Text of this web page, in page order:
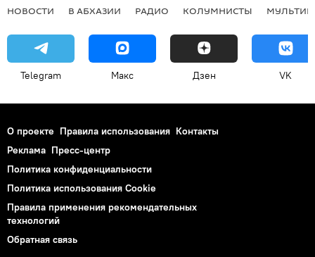
НОВОСТИ В АБХАЗИИ РАДИО КОЛУМНИСТЫ
Telegram Макс Дзен VK
О проекте Правила использования Контакты
Реклама Пресс-центр
Политика конфиденциальности
Политика использования Cookie
Правила применения рекомендательных
технологий
Обратная связь